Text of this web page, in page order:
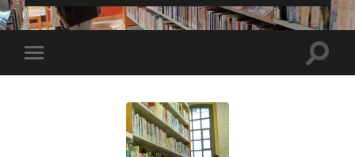
Toggle
mobile
Toggle